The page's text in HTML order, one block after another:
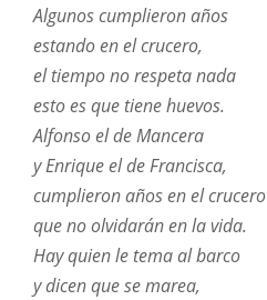
Algunos cumplieron años
estando en el crucero,
el tiempo no respeta nada
esto es que tiene huevos.
Alfonso el de Mancera
y Enrique el de Francisca,
cumplieron años en el crucero
que no olvidarán en la vida.
Hay quien le tema al barco
y dicen que se marea,